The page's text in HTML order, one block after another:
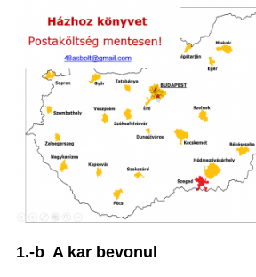
1.-b A kar bevonul